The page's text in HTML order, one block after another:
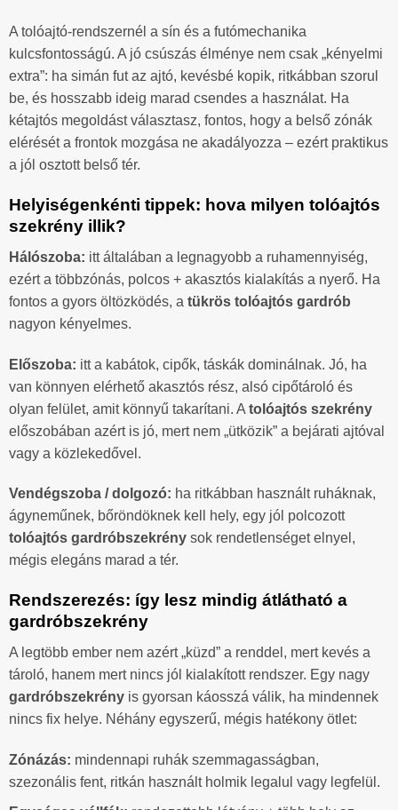
A tolóajtó-rendszernél a sín és a futómechanika
kulcsfontosságú. A jó csúszás élménye nem csak „kényelmi
extra”: ha simán fut az ajtó, kevésbé kopik, ritkábban szorul
be, és hosszabb ideig marad csendes a használat. Ha
kétajtós megoldást választasz, fontos, hogy a belső zónák
elérését a frontok mozgása ne akadályozza – ezért praktikus
a jól osztott belső tér.
Helyiségenkénti tippek: hova milyen tolóajtós
szekrény illik?
Hálószoba: itt általában a legnagyobb a ruhamennyiség,
ezért a többzónás, polcos + akasztós kialakítás a nyerő. Ha
fontos a gyors öltözködés, a tükrös tolóajtós gardrób
nagyon kényelmes.
Előszoba: itt a kabátok, cipők, táskák dominálnak. Jó, ha
van könnyen elérhető akasztós rész, alsó cipőtároló és
olyan felület, amit könnyű takarítani. A tolóajtós szekrény
előszobában azért is jó, mert nem „ütközik” a bejárati ajtóval
vagy a közlekedővel.
Vendégszoba / dolgozó: ha ritkábban használt ruháknak,
ágyneműnek, bőröndöknek kell hely, egy jól polcozott
tolóajtós gardróbszekrény sok rendetlenséget elnyel,
mégis elegáns marad a tér.
Rendszerezés: így lesz mindig átlátható a
gardróbszekrény
A legtöbb ember nem azért „küzd” a renddel, mert kevés a
tároló, hanem mert nincs jól kialakított rendszer. Egy nagy
gardróbszekrény is gyorsan káosszá válik, ha mindennek
nincs fix helye. Néhány egyszerű, mégis hatékony ötlet:
Zónázás: mindennapi ruhák szemmagasságban,
szezonális fent, ritkán használt holmik legalul vagy legfelül.